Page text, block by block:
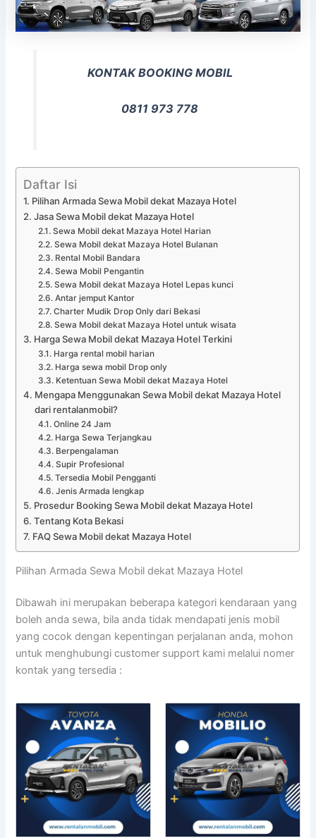
KONTAK BOOKING MOBIL
0811 973 778
Daftar Isi
Pilihan Armada Sewa Mobil dekat Mazaya Hotel
Jasa Sewa Mobil dekat Mazaya Hotel
Sewa Mobil dekat Mazaya Hotel Harian
Sewa Mobil dekat Mazaya Hotel Bulanan
Rental Mobil Bandara
Sewa Mobil Pengantin
Sewa Mobil dekat Mazaya Hotel Lepas kunci
Antar jemput Kantor
Charter Mudik Drop Only dari Bekasi
Sewa Mobil dekat Mazaya Hotel untuk wisata
Harga Sewa Mobil dekat Mazaya Hotel Terkini
Harga rental mobil harian
Harga sewa mobil Drop only
Ketentuan Sewa Mobil dekat Mazaya Hotel
Mengapa Menggunakan Sewa Mobil dekat Mazaya Hotel
dari rentalanmobil?
Online 24 Jam
Harga Sewa Terjangkau
Berpengalaman
Supir Profesional
Tersedia Mobil Pengganti
Jenis Armada lengkap
Prosedur Booking Sewa Mobil dekat Mazaya Hotel
Tentang Kota Bekasi
FAQ Sewa Mobil dekat Mazaya Hotel
Pilihan Armada Sewa Mobil dekat Mazaya Hotel
Dibawah ini merupakan beberapa kategori kendaraan yang
boleh anda sewa, bila anda tidak mendapati jenis mobil
yang cocok dengan kepentingan perjalanan anda, mohon
untuk menghubungi customer support kami melalui nomer
kontak yang tersedia :